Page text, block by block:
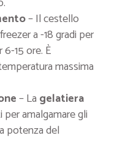
– Il cestello
a -18 gradi per
15 ore. È
massima
– La gelatiera
amalgamare gli
potenza del